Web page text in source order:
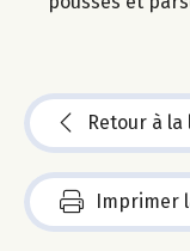
Retour à la
Imprimer